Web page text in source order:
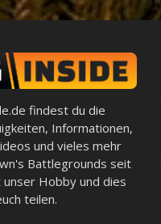
findest du die
Informationen,
und vieles mehr
Battlegrounds seit
unser Hobby und dies
teilen.